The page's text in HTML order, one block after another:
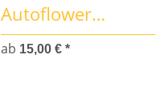
Autoflower
feminisiert
ab 15,00 € *